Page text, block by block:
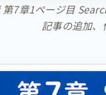
第7章1ページ目
記事の追加